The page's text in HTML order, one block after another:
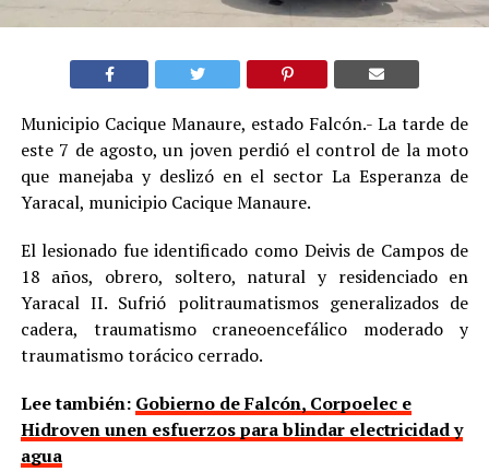
Municipio Cacique Manaure, estado Falcón.- La tarde de
este 7 de agosto, un joven perdió el control de la moto
que manejaba y deslizó en el sector La Esperanza de
Yaracal, municipio Cacique Manaure.
El lesionado fue identificado como Deivis de Campos de
18 años, obrero, soltero, natural y residenciado en
Yaracal II. Sufrió politraumatismos generalizados de
cadera, traumatismo craneoencefálico moderado y
traumatismo torácico cerrado.
Lee también: Gobierno de Falcón, Corpoelec e
Hidroven unen esfuerzos para blindar electricidad y
agua